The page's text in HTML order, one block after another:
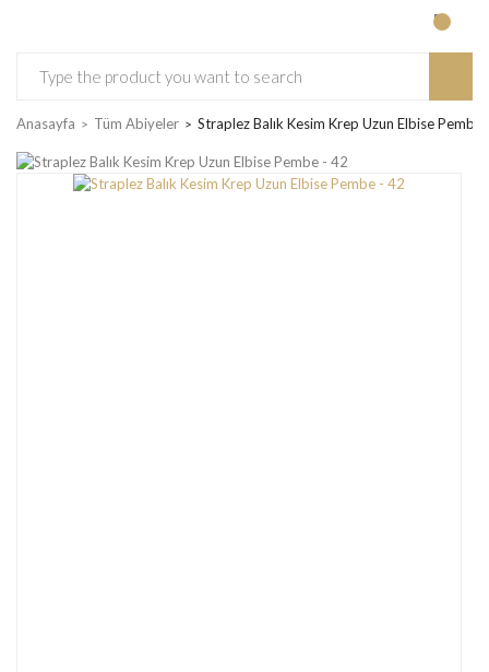
Anasayfa Tüm Abiyeler Straplez Balık Kesim Krep Uzun Elbise Pembe